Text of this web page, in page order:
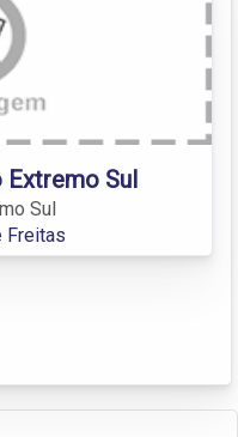
Extremo Sul
Sul
Freitas